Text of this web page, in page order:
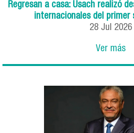
Regresan a casa: Usach realizó
internacionales del primer
28 Jul 2026
Ver más